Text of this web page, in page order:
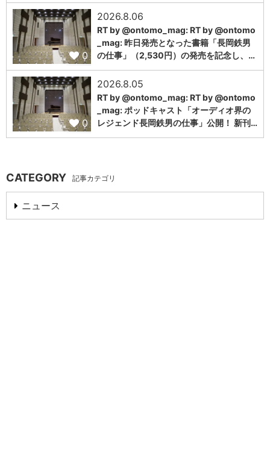
0
2026.8.06
RT by @ontomo_mag: RT by @ontomo
_mag: 昨日発売となった書籍「長岡鉄男
の仕事」（2,530円）の発売を記念し、…
0
2026.8.05
RT by @ontomo_mag: RT by @ontomo
_mag: ポッドキャスト「オーディオ界の
レジェンド長岡鉄男の仕事」公開！ 新刊…
CATEGORY 記事カテゴリ
ニュース